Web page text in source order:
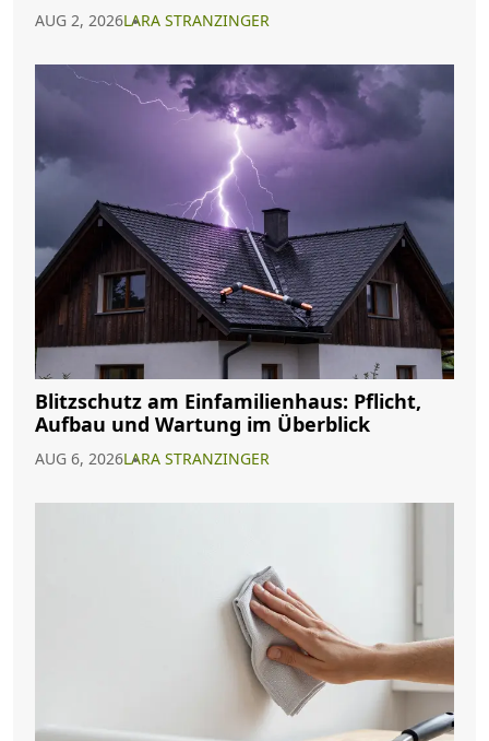
AUG 2, 2026LARA STRANZINGER
Blitzschutz am Einfamilienhaus: Pflicht,
Aufbau und Wartung im Überblick
AUG 6, 2026LARA STRANZINGER